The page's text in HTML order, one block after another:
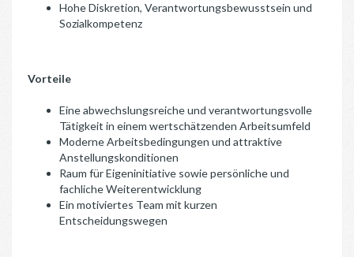
Hohe Diskretion, Verantwortungsbewusstsein und
Sozialkompetenz
Vorteile
Eine abwechslungsreiche und verantwortungsvolle
Tätigkeit in einem wertschätzenden Arbeitsumfeld
Moderne Arbeitsbedingungen und attraktive
Anstellungskonditionen
Raum für Eigeninitiative sowie persönliche und
fachliche Weiterentwicklung
Ein motiviertes Team mit kurzen
Entscheidungswegen